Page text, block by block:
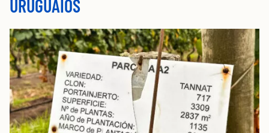
URUGUAIOS